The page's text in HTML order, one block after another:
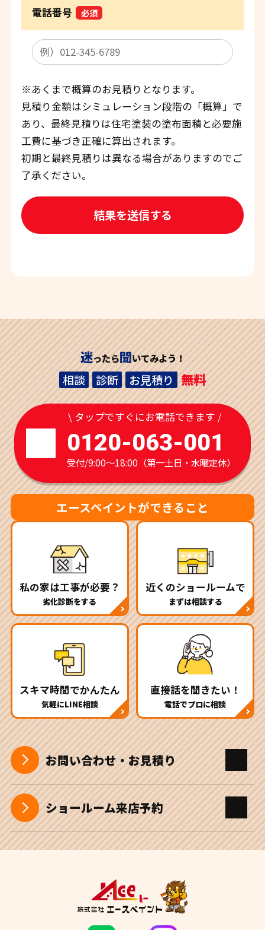
電話番号 必須
※あくまで概算のお見積りとなります。
見積り金額はシミュレーション段階の「概算」で
あり、最終見積りは住宅塗装の塗布面積と必要施
工費に基づき正確に算出されます。
初期と最終見積りは異なる場合がありますのでご
了承ください。
迷ったら聞いてみよう！
相談 診断 お見積り 無料
\ タップですぐにお電話できます /
0120-063-001
受付/9:00～18:00（第一土日・水曜定休）
エースペイントができること
私の家は工事が必要？
劣化診断をする
近くのショールームで
まずは相談する
スキマ時間でかんたん
気軽にLINE相談
直接話を聞きたい！
電話でプロに相談
お問い合わせ・お見積り
ショールーム来店予約